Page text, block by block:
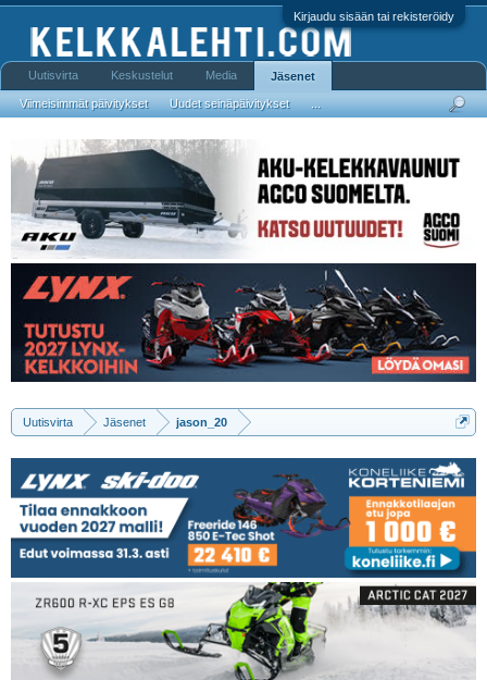
Kirjaudu sisään tai rekisteröidy
Uutisvirta Jäsenet jason_20
Uutisvirta Keskustelut Media Jäsenet
Viimeisimmät päivitykset Uudet seinäpäivitykset